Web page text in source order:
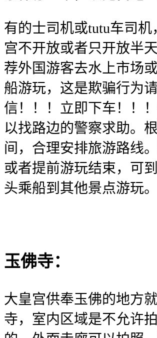
有的士司机或tutu车司机
宫不开放或者只开放半
荐外国游客去水上市场
船游玩，这是欺骗行为
信！！！立即下车！！
以找路边的警察‍️求助。
间，合理安排旅游路线
或者提前游玩结束，可
头乘船到其他景点游玩。
玉佛寺：
大皇宫供奉玉佛的地方
寺，室内区域是不允许